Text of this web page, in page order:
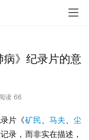
》纪录片的意
读 66
片《矿民、 马夫、尘
录，而非实在描述，